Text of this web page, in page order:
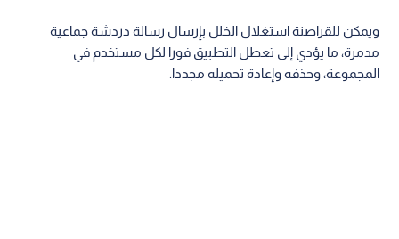
ويمكن للقراصنة استغلال الخلل بإرسال رسالة دردشة جماعية
مدمرة، ما يؤدي إلى تعطل التطبيق فورا لكل مستخدم في
المجموعة، وحذفه وإعادة تحميله مجددا.